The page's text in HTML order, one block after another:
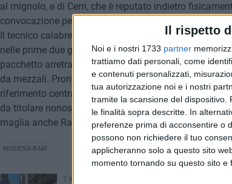
Il rispetto
Noi e i nostri 1733 partner
trattiamo dati personali, come
e contenuti personalizzati,
tua autorizzazione noi e i nostri
tramite la scansione del
le finalità sopra descritte. In
preferenze prima di acconsentire o
possono non richiedere il tuo
applicheranno solo a questo sito
momento tornando su questo sito e
al mignolo, e di Cerri, che è reputato indietro
convocazione per Burgio, Meroni, Maggiore e Darboe.
Il tecnico calabrese dovrebbe tuttavia non
nelle prime due giornate. Cerofolini tra i pali,
pacchetto arretrato. Verreth cervello ed equilibratore
da mezzali. Pronti ad entrare Castrovilli e Darboe. In
riferimento centrale, qualche dubbio in più sugli
da titolare nonostante il peso di alcune vicende
maglia anche Rao.
MODENA-BARI
7 AGOSTO 2026